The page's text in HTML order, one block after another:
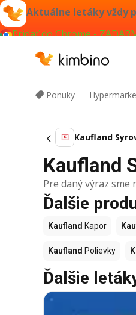
Aktuálne letáky vždy
Pridať do Chrome -
Ponuky
Kaufland
Kaufland
Pre daný výraz sme
Ďalšie
Kaufland Kapor
Kaufland Polievky
Ďalšie